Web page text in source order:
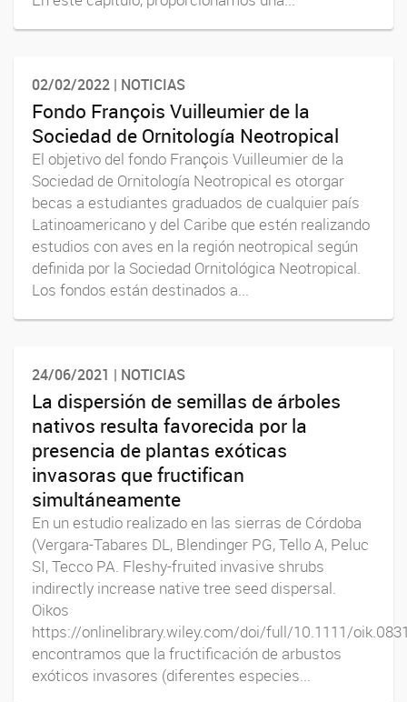
02/02/2022 | NOTICIAS
Fondo François Vuilleumier de la
Sociedad de Ornitología Neotropical
El objetivo del fondo François Vuilleumier de la
Sociedad de Ornitología Neotropical es otorgar
becas a estudiantes graduados de cualquier país
Latinoamericano y del Caribe que estén realizando
estudios con aves en la región neotropical según
definida por la Sociedad Ornitológica Neotropical.
Los fondos están destinados a...
24/06/2021 | NOTICIAS
La dispersión de semillas de árboles
nativos resulta favorecida por la
presencia de plantas exóticas
invasoras que fructifican
simultáneamente
En un estudio realizado en las sierras de Córdoba
(Vergara-Tabares DL, Blendinger PG, Tello A, Peluc
SI, Tecco PA. Fleshy-fruited invasive shrubs
indirectly increase native tree seed dispersal.
Oikos
https://onlinelibrary.wiley.com/doi/full/10.1111/
encontramos que la fructificación de arbustos
exóticos invasores (diferentes especies...